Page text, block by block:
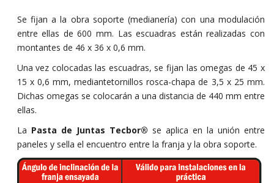
Se fijan a la obra soporte (medianería) con una modulación
entre ellas de 600 mm. Las escuadras están realizadas con
montantes de 46 x 36 x 0,6 mm.
Una vez colocadas las escuadras, se fijan las omegas de 45 x
15 x 0,6 mm, mediantetornillos rosca-chapa de 3,5 x 25 mm.
Dichas omegas se colocarán a una distancia de 440 mm entre
ellas.
La Pasta de Juntas Tecbor® se aplica en la unión entre
paneles y sella el encuentro entre la franja y la obra soporte.